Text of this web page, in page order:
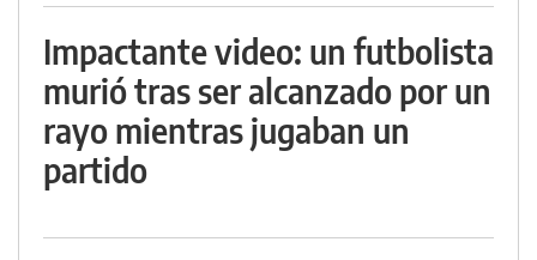
Impactante video: un futbolista
murió tras ser alcanzado por un
rayo mientras jugaban un
partido